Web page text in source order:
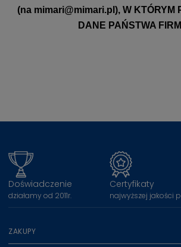
(na mimari@mimari.pl ), W KTÓRYM
DANE PAŃSTWA
Doświadczenie
działamy od 2011r.
Certyfikaty
najwyższej jakości
ZAKUPY